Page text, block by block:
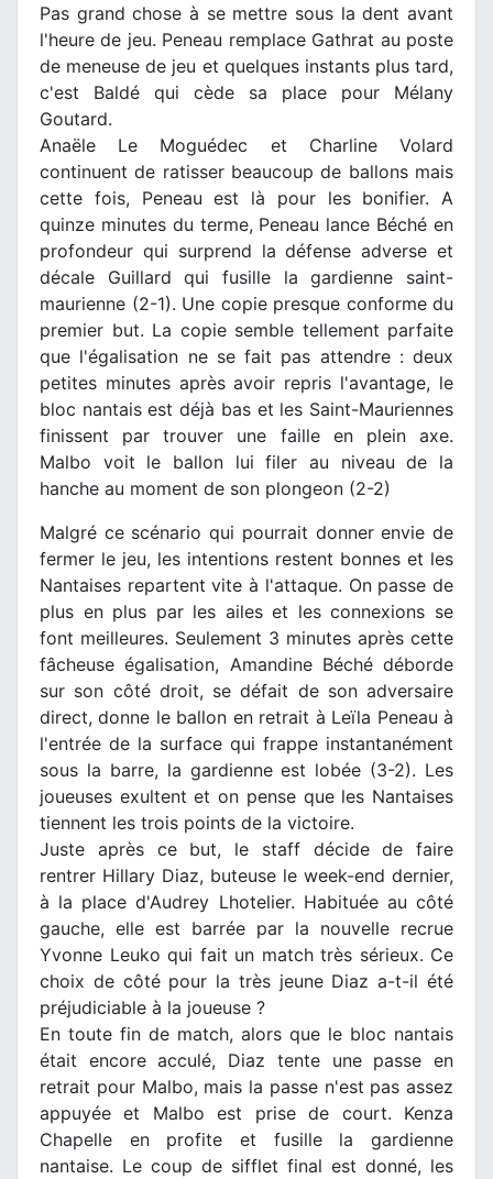
Pas grand chose à se mettre sous la dent avant
l'heure de jeu. Peneau remplace Gathrat au poste
de meneuse de jeu et quelques instants plus tard,
c'est Baldé qui cède sa place pour Mélany
Goutard.
Anaële Le Moguédec et Charline Volard
continuent de ratisser beaucoup de ballons mais
cette fois, Peneau est là pour les bonifier. A
quinze minutes du terme, Peneau lance Béché en
profondeur qui surprend la défense adverse et
décale Guillard qui fusille la gardienne saint-
maurienne (2-1). Une copie presque conforme du
premier but. La copie semble tellement parfaite
que l'égalisation ne se fait pas attendre : deux
petites minutes après avoir repris l'avantage, le
bloc nantais est déjà bas et les Saint-Mauriennes
finissent par trouver une faille en plein axe.
Malbo voit le ballon lui filer au niveau de la
hanche au moment de son plongeon (2-2)
Malgré ce scénario qui pourrait donner envie de
fermer le jeu, les intentions restent bonnes et les
Nantaises repartent vite à l'attaque. On passe de
plus en plus par les ailes et les connexions se
font meilleures. Seulement 3 minutes après cette
fâcheuse égalisation, Amandine Béché déborde
sur son côté droit, se défait de son adversaire
direct, donne le ballon en retrait à Leïla Peneau à
l'entrée de la surface qui frappe instantanément
sous la barre, la gardienne est lobée (3-2). Les
joueuses exultent et on pense que les Nantaises
tiennent les trois points de la victoire.
Juste après ce but, le staff décide de faire
rentrer Hillary Diaz, buteuse le week-end dernier,
à la place d'Audrey Lhotelier. Habituée au côté
gauche, elle est barrée par la nouvelle recrue
Yvonne Leuko qui fait un match très sérieux. Ce
choix de côté pour la très jeune Diaz a-t-il été
préjudiciable à la joueuse ?
En toute fin de match, alors que le bloc nantais
était encore acculé, Diaz tente une passe en
retrait pour Malbo, mais la passe n'est pas assez
appuyée et Malbo est prise de court. Kenza
Chapelle en profite et fusille la gardienne
nantaise. Le coup de sifflet final est donné, les